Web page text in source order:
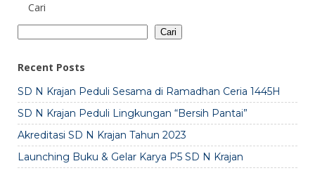
Cari
Cari
Recent Posts
SD N Krajan Peduli Sesama di Ramadhan Ceria 1445H
SD N Krajan Peduli Lingkungan “Bersih Pantai”
Akreditasi SD N Krajan Tahun 2023
Launching Buku & Gelar Karya P5 SD N Krajan